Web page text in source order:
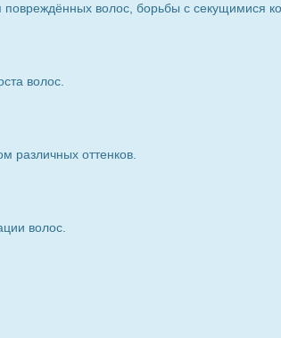
волос, борьбы с секущимися
волос.
различных оттенков.
волос.